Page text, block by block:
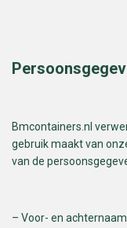
Bmcontainers.nl
gebruik maakt van
van de
– Voor- en achternaam